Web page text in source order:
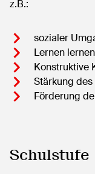
z.B.:
sozialer
Lernen lernen
Konstruktive
Stärkung
Förderung
Schulstufe